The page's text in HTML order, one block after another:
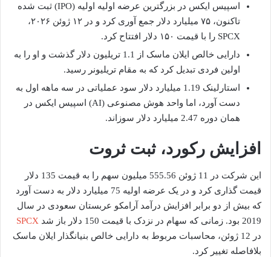
اسپیس ایکس در بزرگترین عرضه اولیه اولیه (IPO) ثبت شده
تاکنون، ۷۵ میلیارد دلار جمع آوری کرد و در ۱۲ ژوئن ۲۰۲۶،
SPCX را با قیمت ۱۵۰ دلار افتتاح کرد.
دارایی خالص ایلان ماسک از 1.1 تریلیون دلار گذشت و او را به
اولین فردی تبدیل کرد که به مقام تریلیونر رسید.
استارلینک 1.19 میلیارد دلار سود عملیاتی در سه ماهه اول به
دست آورد، اما واحد هوش مصنوعی (AI) اسپیس ایکس در
همان دوره 2.47 میلیارد دلار سوزاند.
افزایش رکورد، ثبت ثروت
این شرکت در 11 ژوئن 555.56 میلیون سهم را به قیمت 135 دلار
قیمت گذاری کرد و در یک عرضه اولیه 75 میلیارد دلار به دست آورد
که بیش از دو برابر افزایش درآمد آرامکو عربستان سعودی در سال
2019 بود. زمانی که سهام در نزدک با قیمت 150 دلار باز شد
SPCX
در 12 ژوئن، محاسبات مربوط به دارایی خالص بنیانگذار ایلان ماسک
بلافاصله تغییر کرد.